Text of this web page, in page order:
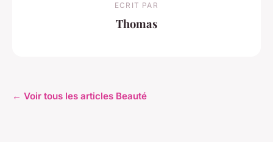
ECRIT PAR
Thomas
← Voir tous les articles Beauté